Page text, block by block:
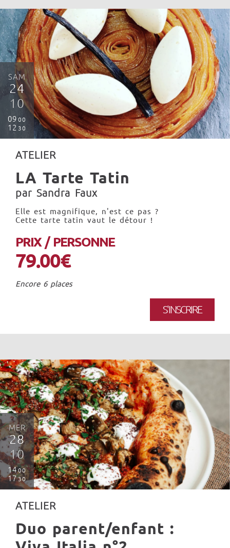
SAM
24
10
09 00
12 30
ATELIER
LA Tarte Tatin
par Sandra Faux
Elle est magnifique, n'est ce pas ?
Cette tarte tatin vaut le détour !
PRIX / PERSONNE
79.00€
Encore 6 places
S'INSCRIRE
MER
28
10
1400
1730
ATELIER
Duo parent/enfant :